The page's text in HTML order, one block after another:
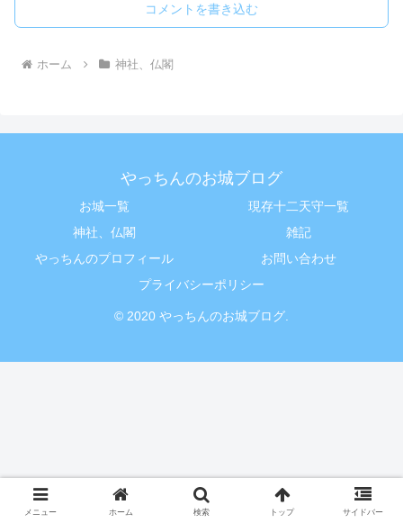
コメントを書き込む
ホーム 神社、仏閣
やっちんのお城ブログ
お城一覧
現存十二天守一覧
神社、仏閣
雑記
やっちんのプロフィール
お問い合わせ
プライバシーポリシー
© 2020 やっちんのお城ブログ.
メニュー ホーム 検索 トップ サイドバー